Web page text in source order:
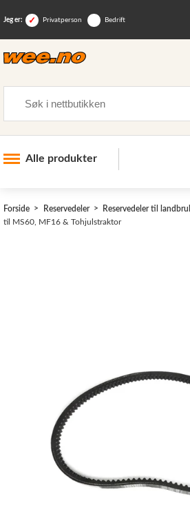
Jeg er: Privatperson Bedrift
Alle produkter
Skogsutstyr
Kundeservice
Forside Reservedeler Reservedeler til
til MS60, MF16 & Tohjulstraktor